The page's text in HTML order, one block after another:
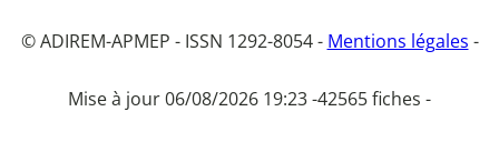
© ADIREM-APMEP - ISSN 1292-8054 - Mentions légales -
Mise à jour 06/08/2026 19:23 -42565 fiches -